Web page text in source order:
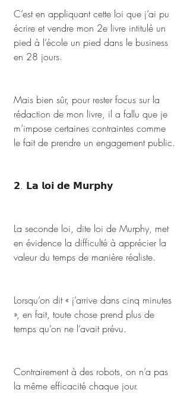
C’est en appliquant cette loi que j’ai pu
écrire et vendre mon 2e livre intitulé un
pied à l’école un pied dans le business
en 28 jours.
Mais bien sûr, pour rester focus sur la
rédaction de mon livre, il a fallu que je
m’impose certaines contraintes comme
le fait de prendre un engagement public.
𝟮. 𝗟𝗮 𝗹𝗼𝗶 𝗱𝗲 𝗠𝘂𝗿𝗽𝗵𝘆
La seconde loi, dite loi de Murphy, met
en évidence la difficulté à apprécier la
valeur du temps de manière réaliste.
Lorsqu’on dit « j’arrive dans cinq minutes
», en fait, toute chose prend plus de
temps qu’on ne l’avait prévu.
Contrairement à des robots, on n’a pas
la même efficacité chaque jour.